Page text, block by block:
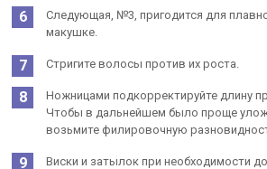
Следующая, №3, пригодится для
макушке.
Стригите волосы против их роста.
Ножницами подкорректируйте длину
Чтобы в дальнейшем было проще
возьмите филировочную
Виски и затылок при необходимости